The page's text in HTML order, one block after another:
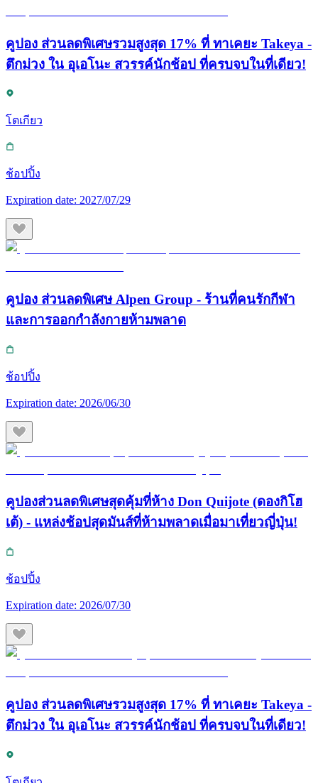
คูปอง ส่วนลดพิเศษรวมสูงสุด 17% ที่ ทาเคยะ Takeya -
ตึกม่วง ใน อุเอโนะ สวรรค์นักช้อป ที่ครบจบในที่เดียว!
โตเกียว
ช้อปปิ้ง
Expiration date: 2027/07/29
คูปอง ส่วนลดพิเศษ Alpen Group - ร้านที่คนรักกีฬา
และการออกกำลังกายห้ามพลาด
ช้อปปิ้ง
Expiration date: 2026/06/30
คูปองส่วนลดพิเศษสุดคุ้มที่ห้าง Don Quijote (ดองกิโฮ
เต้) - แหล่งช้อปสุดมันส์ที่ห้ามพลาดเมื่อมาเที่ยวญี่ปุ่น!
ช้อปปิ้ง
Expiration date: 2026/07/30
คูปอง ส่วนลดพิเศษรวมสูงสุด 17% ที่ ทาเคยะ Takeya -
ตึกม่วง ใน อุเอโนะ สวรรค์นักช้อป ที่ครบจบในที่เดียว!